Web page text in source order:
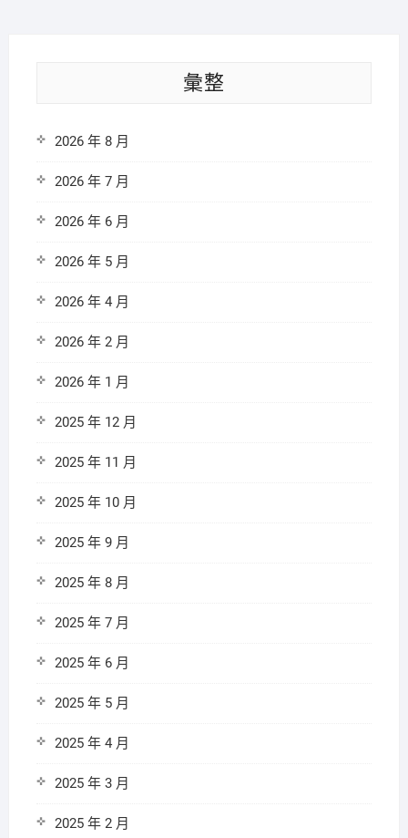
彙整
2026 年 8 月
2026 年 7 月
2026 年 6 月
2026 年 5 月
2026 年 4 月
2026 年 2 月
2026 年 1 月
2025 年 12 月
2025 年 11 月
2025 年 10 月
2025 年 9 月
2025 年 8 月
2025 年 7 月
2025 年 6 月
2025 年 5 月
2025 年 4 月
2025 年 3 月
2025 年 2 月